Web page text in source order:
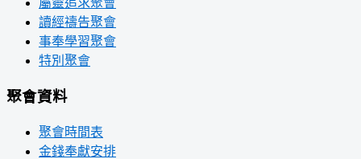
屬靈追求聚會
讀經禱告聚會
事奉學習聚會
特別聚會
聚會資料
聚會時間表
金錢奉獻安排